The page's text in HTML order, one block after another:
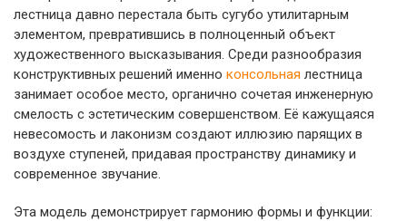
лестница давно перестала быть сугубо утилитарным
элементом, превратившись в полноценный объект
художественного высказывания. Среди разнообразия
конструктивных решений именно консольная лестница
занимает особое место, органично сочетая инженерную
смелость с эстетическим совершенством. Её кажущаяся
невесомость и лаконизм создают иллюзию парящих в
воздухе ступеней, придавая пространству динамику и
современное звучание.
Эта модель демонстрирует гармонию формы и функции: